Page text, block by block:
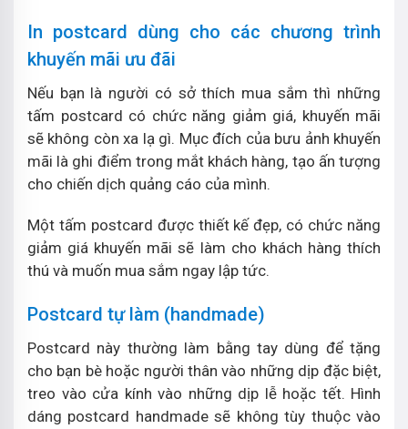
In postcard dùng cho các chương trình
khuyến mãi ưu đãi
Nếu bạn là người có sở thích mua sắm thì những
tấm postcard có chức năng giảm giá, khuyến mãi
sẽ không còn xa lạ gì. Mục đích của bưu ảnh khuyến
mãi là ghi điểm trong mắt khách hàng, tạo ấn tượng
cho chiến dịch quảng cáo của mình.
Một tấm postcard được thiết kế đẹp, có chức năng
giảm giá khuyến mãi sẽ làm cho khách hàng thích
thú và muốn mua sắm ngay lập tức.
Postcard tự làm (handmade)
Postcard này thường làm bằng tay dùng để tặng
cho bạn bè hoặc người thân vào những dịp đặc biệt,
treo vào cửa kính vào những dịp lễ hoặc tết. Hình
dáng postcard handmade sẽ không tùy thuộc vào